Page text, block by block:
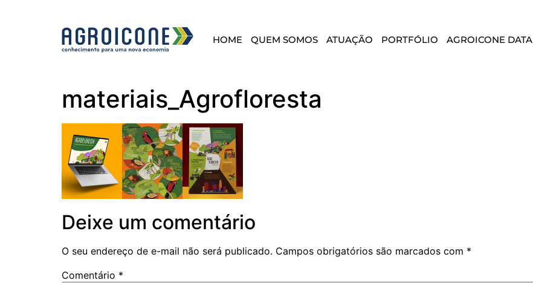
HOME QUEM SOMOS ATUAÇÃO PORTFÓLIO AGROICONE DATA
materiais_Agrofloresta
Deixe um comentário
O seu endereço de e-mail não será publicado. Campos obrigatórios são marcados com *
Comentário *